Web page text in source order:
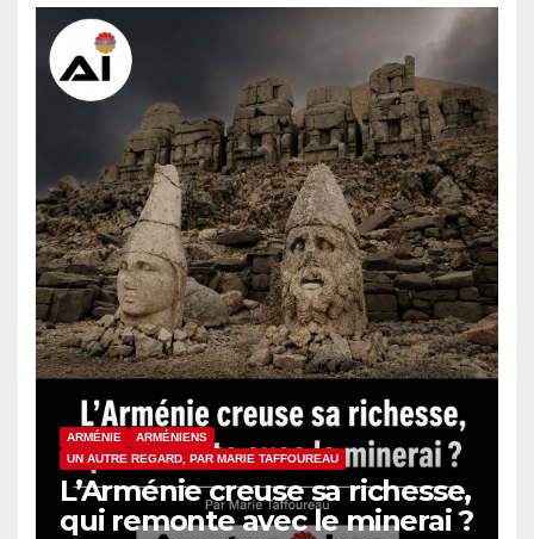
ARMÉNIE
ARMÉNIENS
UN AUTRE REGARD, PAR MARIE TAFFOUREAU
L’Arménie creuse sa richesse,
qui remonte avec le minerai ?